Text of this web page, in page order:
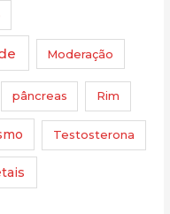
Moderação
pâncreas Rim
Testosterona